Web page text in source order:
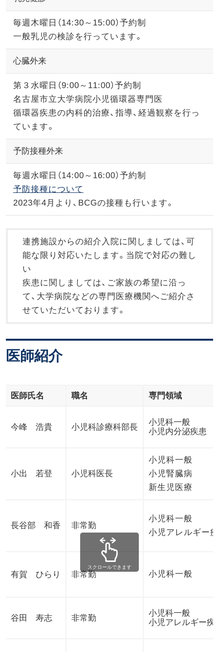
毎週木曜日（14:30～15:00）予約制
一般乳児の検診を行っています。
心臓外来
第３水曜日（9:00～11:00）予約制
名古屋市立大学病院小児循環器専門医
循環器疾患の内科的治療、指導、経過観察を行っ
ています。
予防接種外来
毎週水曜日（14:00～16:00）予約制
予防接種について
2023年4月より、BCGの接種も行います。
連携施設からの紹介入院に関しましては、可
能な限り対応いたします。当院で対応の難し
い
疾患に関しましては、ご家族の希望に沿っ
て、大学病院などの専門医療機関へご紹介さ
せていただいております。
医師紹介
医師氏名 職名 専門領域
今峰 浩貴 小児科診療科部長
小児科一般
小児内分泌疾患
小出 若登 小児科医長
小児科一般
小児腎臓病
新生児医療
長谷部 和香 非常勤
小児科一般
小児アレルギー
有賀 ひらり 非常勤 小児科一般
谷田 寿志 非常勤
小児科一般
小児アレルギー疾
スクロールできます